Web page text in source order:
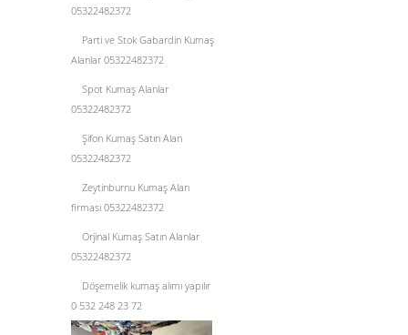
05322482372
Parti ve Stok Gabardin Kumaş
Alanlar 05322482372
Spot Kumaş Alanlar
05322482372
Şifon Kumaş Satın Alan
05322482372
Zeytinburnu Kumaş Alan
firması 05322482372
Orjinal Kumaş Satın Alanlar
05322482372
Döşemelik kumaş alımı yapılır
0 532 248 23 72